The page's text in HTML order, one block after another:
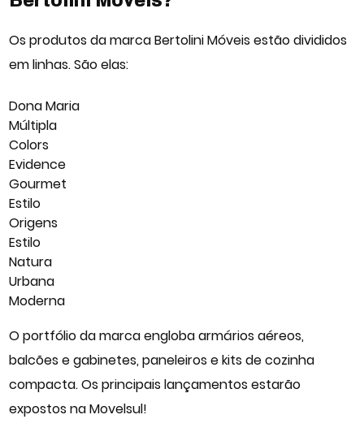
Os produtos da marca Bertolini Móveis estão divididos
em linhas. São elas:
Dona Maria
Múltipla
Colors
Evidence
Gourmet
Estilo
Origens
Estilo
Natura
Urbana
Moderna
O portfólio da marca engloba armários aéreos,
balcões e gabinetes, paneleiros e kits de cozinha
compacta. Os principais lançamentos estarão
expostos na Movelsul!